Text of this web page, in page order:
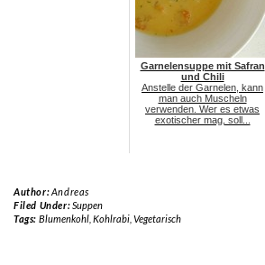
Garnelensuppe mit Safran
und Chili
Anstelle der Garnelen, kann
man auch Muscheln
verwenden. Wer es etwas
exotischer mag, soll...
Author:Andreas
Filed Under: Suppen
Tags: Blumenkohl, Kohlrabi, Vegetarisch